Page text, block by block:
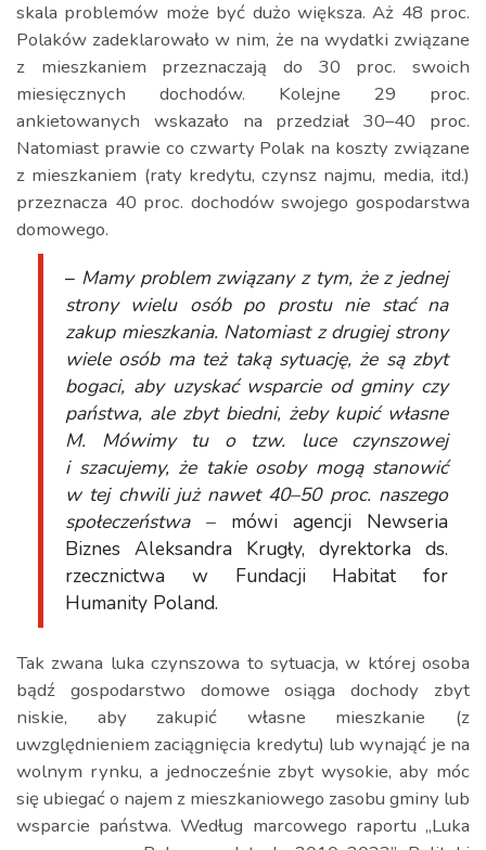
skala problemów może być dużo większa. Aż 48 proc.
Polaków zadeklarowało w nim, że na wydatki związane
z mieszkaniem przeznaczają do 30 proc. swoich
miesięcznych dochodów. Kolejne 29 proc.
ankietowanych wskazało na przedział 30–40 proc.
Natomiast prawie co czwarty Polak na koszty związane
z mieszkaniem (raty kredytu, czynsz najmu, media, itd.)
przeznacza 40 proc. dochodów swojego gospodarstwa
domowego.
– Mamy problem związany z tym, że z jednej
strony wielu osób po prostu nie stać na
zakup mieszkania. Natomiast z drugiej strony
wiele osób ma też taką sytuację, że są zbyt
bogaci, aby uzyskać wsparcie od gminy czy
państwa, ale zbyt biedni, żeby kupić własne
M. Mówimy tu o tzw. luce czynszowej
i szacujemy, że takie osoby mogą stanowić
w tej chwili już nawet 40–50 proc. naszego
społeczeństwa –mówi agencji Newseria
Biznes Aleksandra Krugły, dyrektorka ds.
rzecznictwa w Fundacji Habitat for
Humanity Poland.
Tak zwana luka czynszowa to sytuacja, w której osoba
bądź gospodarstwo domowe osiąga dochody zbyt
niskie, aby zakupić własne mieszkanie (z
uwzględnieniem zaciągnięcia kredytu) lub wynająć je na
wolnym rynku, a jednocześnie zbyt wysokie, aby móc
się ubiegać o najem z mieszkaniowego zasobu gminy lub
wsparcie państwa. Według marcowego raportu „Luka